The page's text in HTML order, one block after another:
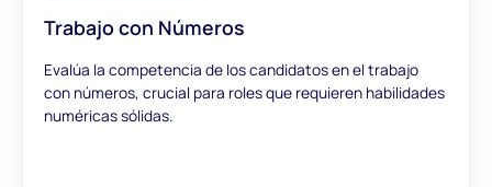
Trabajo con Números
Evalúa la competencia de los candidatos en el trabajo
con números, crucial para roles que requieren habilidades
numéricas sólidas.